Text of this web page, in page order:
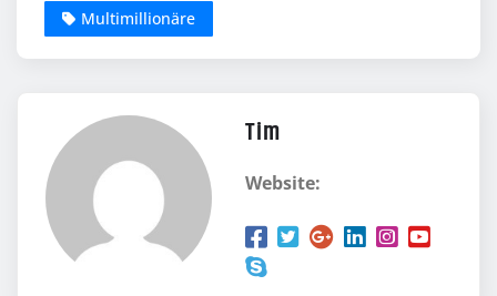
Multimillionäre
Tim
Website: